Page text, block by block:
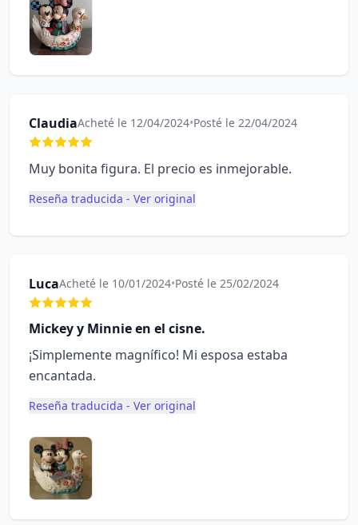
ClaudiaAcheté le 12/04/2024•Posté le 22/04/2024
Muy bonita figura. El precio es inmejorable.
Reseña traducida - Ver original
LucaAcheté le 10/01/2024•Posté le 25/02/2024
Mickey y Minnie en el cisne.
¡Simplemente magnífico! Mi esposa estaba
encantada.
Reseña traducida - Ver original